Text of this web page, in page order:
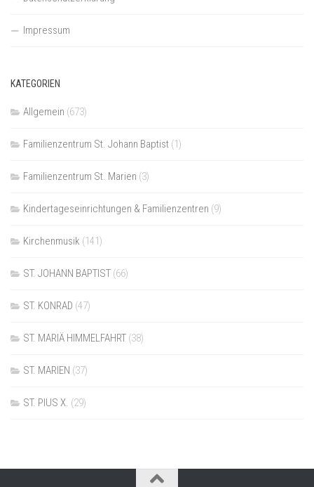
Impressum
KATEGORIEN
Allgemein (673)
Familienzentrum St. Johann Baptist (1)
Familienzentrum St. Marien (3)
Kindertageseinrichtungen & Familienzentren (9)
Kirchenmusik (141)
ST. JOHANN BAPTIST (66)
ST. KONRAD (47)
ST. MARIÄ HIMMELFAHRT (38)
ST. MARIEN (37)
ST. PIUS X. (29)